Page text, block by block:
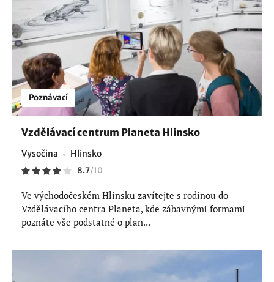
Poznávací
Vzdělávací centrum Planeta Hlinsko
Vysočina Hlinsko
8.7/10
Ve východočeském Hlinsku zavítejte s rodinou do
Vzdělávacího centra Planeta, kde zábavnými formami
poznáte vše podstatné o plan...